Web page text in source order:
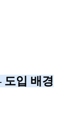
입 배경